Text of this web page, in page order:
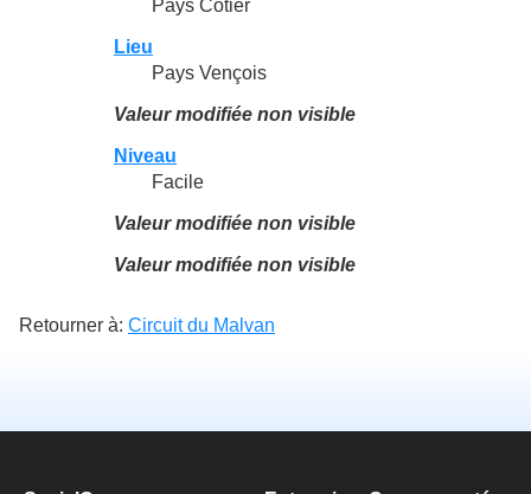
Pays Côtier
Lieu
Pays Vençois
Valeur modifiée non visible
Niveau
Facile
Valeur modifiée non visible
Valeur modifiée non visible
Retourner à: Circuit du Malvan